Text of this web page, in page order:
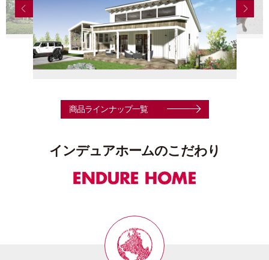
商品ラインナップ一覧
インデュアホームのこだわり